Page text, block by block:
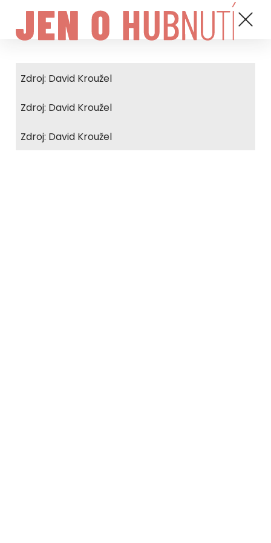
Zdroj: David Kroužel
Zdroj: David Kroužel
Zdroj: David Kroužel